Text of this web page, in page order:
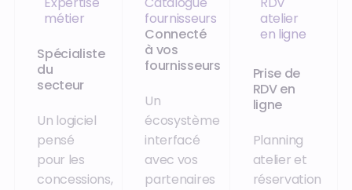
métier
Spécialiste
du
secteur
Un logiciel
pensé
pour les
concessions,
fournisseurs
Connecté
à vos
fournisseurs
Un
écosystème
interfacé
avec vos
partenaires
atelier
en ligne
Prise de
RDV en
ligne
Planning
atelier et
réservation